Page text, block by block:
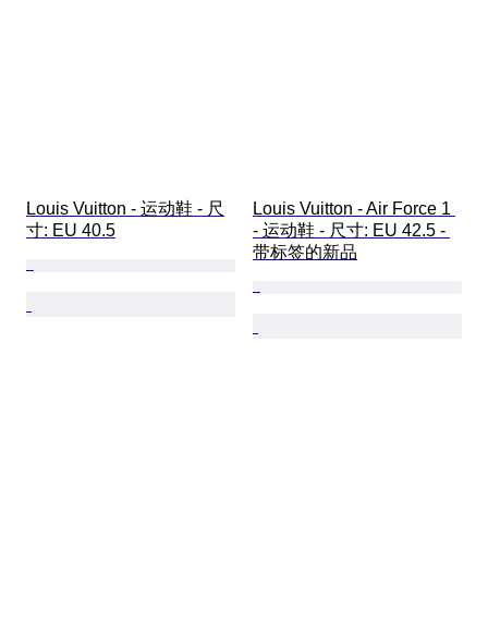
Louis Vuitton - 运动鞋 - 尺
寸: EU 40.5
Louis Vuitton - Air Force 1
- 运动鞋 - 尺寸: EU 42.5 -
带标签的新品